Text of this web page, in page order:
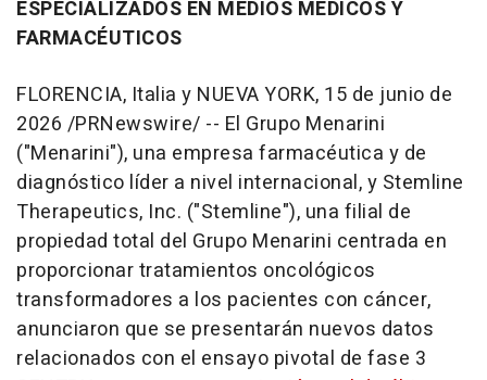
ESPECIALIZADOS EN MEDIOS MÉDICOS Y
FARMACÉUTICOS
FLORENCIA, Italia y NUEVA YORK, 15 de junio de
2026 /PRNewswire/ -- El Grupo Menarini
("Menarini"), una empresa farmacéutica y de
diagnóstico líder a nivel internacional, y Stemline
Therapeutics, Inc. ("Stemline"), una filial de
propiedad total del Grupo Menarini centrada en
proporcionar tratamientos oncológicos
transformadores a los pacientes con cáncer,
anunciaron que se presentarán nuevos datos
relacionados con el ensayo pivotal de fase 3